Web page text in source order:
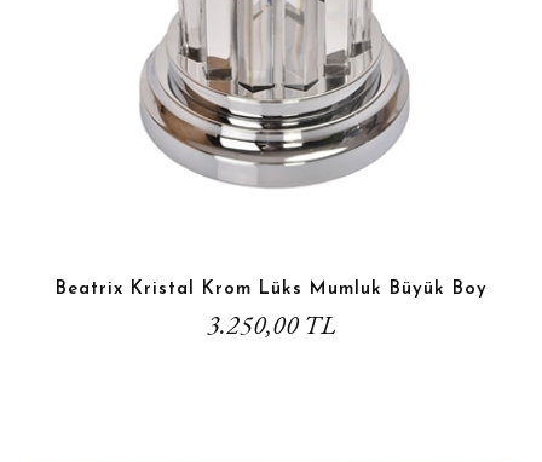
Beatrix Kristal Krom Lüks Mumluk Büyük Boy
3.250,00 TL